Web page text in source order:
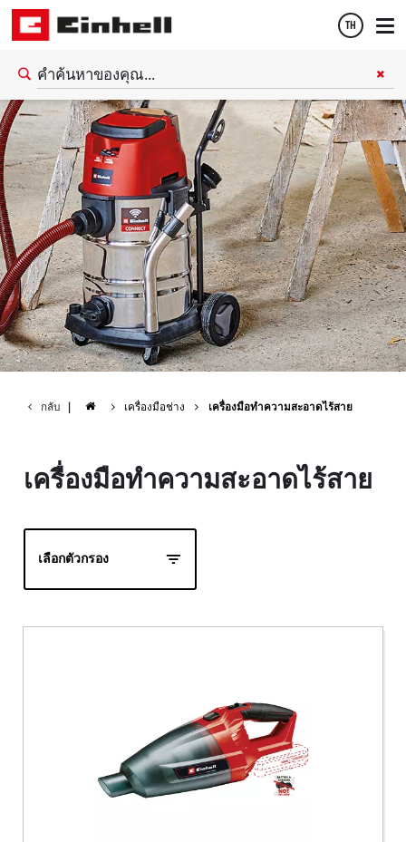
TH
Thai
English
กลับ | เครื่องมือช่าง เครื่องมือทำความสะอาดไร้สาย
เครื่องมือทำความสะอาดไร้สาย
เลือกตัวกรอง